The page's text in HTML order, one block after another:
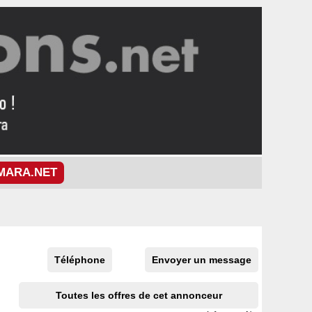
Téléphone Envoyer un message
Toutes les offres de cet annonceur